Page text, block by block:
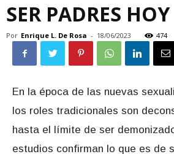
SER PADRES HOY
Por Enrique L. De Rosa - 18/06/2023 474
En la época de las nuevas
los roles tradicionales son
hasta el límite de ser
estudios confirman lo que es de